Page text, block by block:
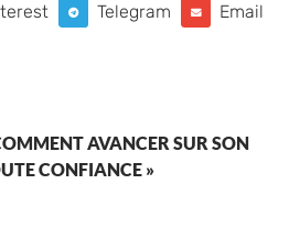
Telegram Email
AVANCER SUR SON
CONFIANCE »